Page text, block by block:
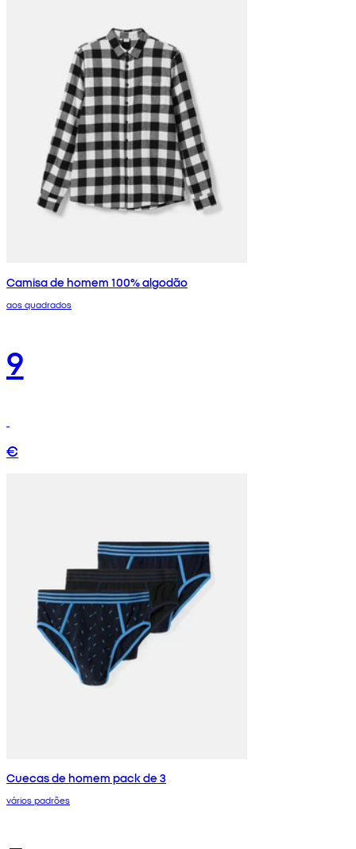
Camisa de homem 100% algodão
aos quadrados
9
€
Cuecas de homem pack de 3
vários padrões